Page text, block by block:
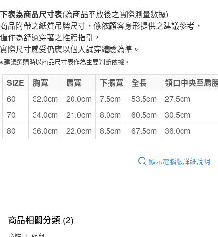
下表為商品尺寸表(為商品平放後之實際測量數據)
商品附帶之紙質吊牌尺寸，係依顧客身形提供之建議參考，
僅作為舒適穿著之推薦指引，
實際尺寸感受仍應以個人試穿體驗為準。
※建議選購時以商品尺寸表作為主要判斷依據。
SIZE 胸寬 肩寬 下擺寬 全長
領口中央至肩
60
32.0cm 20.0cm 7.5cm 53.5cm
27.5cm
70
34.0cm 21.0cm 8.0cm 60.5cm
30.5cm
80
36.0cm 22.0cm 8.5cm 67.5cm 36.0cm
顯示電腦版詳細說明
商品相關分類 (2)